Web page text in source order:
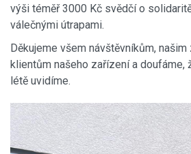
výši téměř 3000 Kč svědčí o
válečnými útrapami.
Děkujeme všem návštěvníkům,
klientům našeho zařízení a doufáme,
létě uvidíme.